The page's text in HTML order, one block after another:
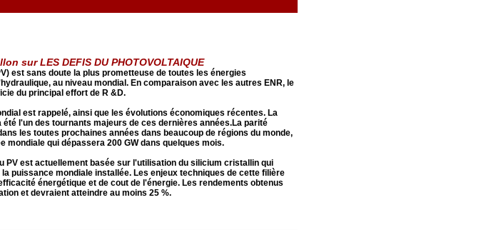
sur LES DEFIS DU PHOTOVOLTAIQUE
est sans doute la plus prometteuse de toutes les énergies
au niveau mondial. En comparaison avec les autres ENR, le
du principal effort de R &D.
est rappelé, ainsi que les évolutions économiques récentes. La
été l'un des tournants majeurs de ces dernières années.La parité
les toutes prochaines années dans beaucoup de régions du monde,
mondiale qui dépassera 200 GW dans quelques mois.
PV est actuellement basée sur l'utilisation du silicium cristallin qui
puissance mondiale installée. Les enjeux techniques de cette filière
énergétique et de cout de l'énergie. Les rendements obtenus
et devraient atteindre au moins 25 %.